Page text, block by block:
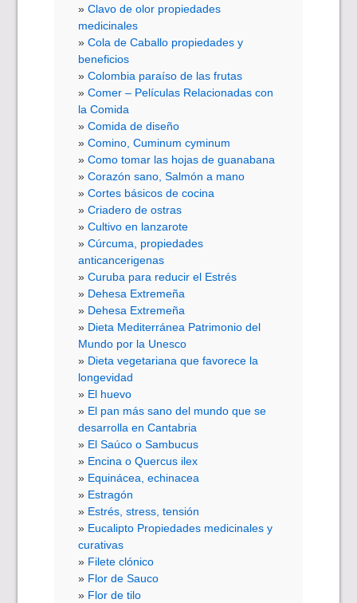
Clavo de olor propiedades
medicinales
Cola de Caballo propiedades y
beneficios
Colombia paraíso de las frutas
Comer – Películas Relacionadas con
la Comida
Comida de diseño
Comino, Cuminum cyminum
Como tomar las hojas de guanabana
Corazón sano, Salmón a mano
Cortes básicos de cocina
Criadero de ostras
Cultivo en lanzarote
Cúrcuma, propiedades
anticancerigenas
Curuba para reducir el Estrés
Dehesa Extremeña
Dehesa Extremeña
Dieta Mediterránea Patrimonio del
Mundo por la Unesco
Dieta vegetariana que favorece la
longevidad
El huevo
El pan más sano del mundo que se
desarrolla en Cantabria
El Saúco o Sambucus
Encina o Quercus ilex
Equinácea, echinacea
Estragón
Estrés, stress, tensión
Eucalipto Propiedades medicinales y
curativas
Filete clónico
Flor de Sauco
Flor de tilo